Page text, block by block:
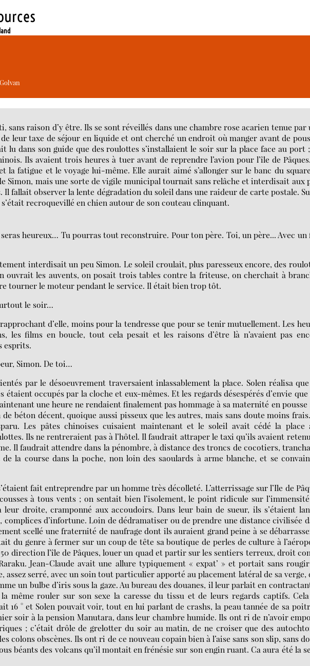
sans raison d’y être. Ils se sont réveillés dans une chambre rose acarien tenue par
leur taxe de séjour en liquide et ont cherché un endroit où manger avant de
lu dans son guide que des roulottes s’installaient le soir sur la place face au port
Ils avaient trois heures à tuer avant de reprendre l’avion pour l’île de
la fatigue et le voyage lui-même. Elle aurait aimé s’allonger sur le banc du
Simon, mais une sorte de vigile municipal tournait sans relâche et interdisait aux
Il fallait observer la lente dégradation du soleil dans une raideur de carte postale.
s’était recroquevillé en chien autour de son couteau clinquant.
heureux… Tu pourras tout reconstruire. Pour ton père. Toi, un père... Avec un
interdisait un peu Simon. Le soleil croulait, plus paresseux encore, des
ouvrait les auvents, on posait trois tables contre la friteuse, on cherchait à
tourner le moteur pendant le service. Il était bien trop tôt.
le soir…
d’elle, moins pour la tendresse que pour se tenir mutuellement. Les
les films en boucle, tout cela pesait et les raisons d’être là n’avaient pas
esprits.
Simon. De toi…
par le désoeuvrement traversaient inlassablement la place. Solen réalisa
étaient occupés par la cloche et eux-mêmes. Et les regards désespérés d’envie que
une heure ne rendaient finalement pas hommage à sa maternité en pousse
de béton décent, quoique aussi pisseux que les autres, mais sans doute moins
Les pâtes chinoises cuisaient maintenant et le soleil avait cédé la place
Ils ne rentreraient pas à l’hôtel. Il faudrait attraper le taxi qu’ils avaient
Il faudrait attendre dans la pénombre, à distance des troncs de cocotiers,
de la course dans la poche, non loin des saoulards à arme blanche, et se
fait entreprendre par un homme très décolleté. L’atterrissage sur l’Ile de
à tous vents ; on sentait bien l’isolement, le point ridicule sur
leur droite, cramponné aux accoudoirs. Dans leur bain de sueur, ils s’étaient
complices d’infortune. Loin de dédramatiser ou de prendre une distance civilisée
scellé une fraternité de naufrage dont ils auraient grand peine à se
du genre à fermer sur un coup de tête sa boutique de perles de culture à
direction l’île de Pâques, louer un quad et partir sur les sentiers terreux, droit
Jean-Claude avait une allure typiquement « expat’ » et portait sans
assez serré, avec un soin tout particulier apporté au placement latéral de sa verge,
un bulbe d’iris sous la gaze. Au bureau des douanes, il leur parlait en
même rouler sur son sexe la caresse du tissu et de leurs regards captifs.
16 ° et Solen pouvait voir, tout en lui parlant de crashs, la peau tannée de sa
soir à la pension Manutara, dans leur chambre humide. Ils ont ri de n’avoir
; c’était drôle de grelotter du soir au matin, de ne croiser que des
colons obscènes. Ils ont ri de ce nouveau copain bien à l’aise sans son slip, sans
béants des volcans qu’il montait en frénésie sur son engin ruant. Ca aura été la